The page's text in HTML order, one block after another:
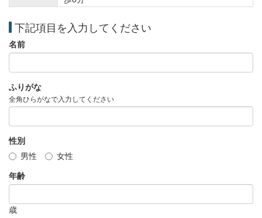
下記項目を入力してください
名前
ふりがな
全角ひらがなで入力してください
性別
男性
女性
年齢
歳